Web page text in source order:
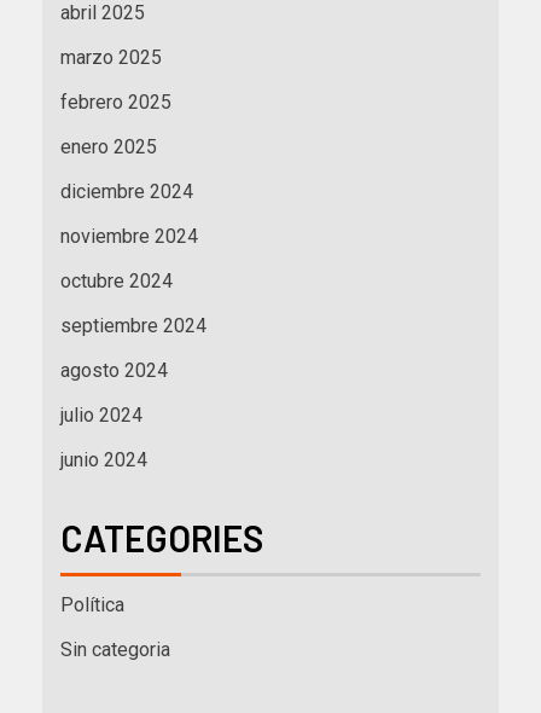
abril 2025
marzo 2025
febrero 2025
enero 2025
diciembre 2024
noviembre 2024
octubre 2024
septiembre 2024
agosto 2024
julio 2024
junio 2024
CATEGORIES
Política
Sin categoria